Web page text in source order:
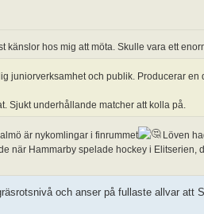
hos mig att möta. Skulle vara ett
juniorverksamhet och publik. Producerar en
Sjukt underhållande matcher att kolla på.
är nykomlingar i finrummet
Löven
när Hammarby spelade hockey i Elitserien,
och anser på fullaste allvar att